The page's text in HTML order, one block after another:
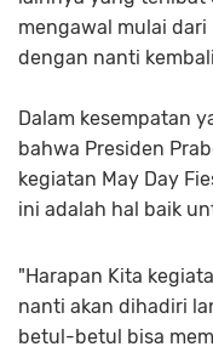
mengawal mulai
dengan nanti
Dalam kesempatan
bahwa Presiden
kegiatan May Day
ini adalah hal baik
"Harapan Kita
nanti akan dihadiri
betul-betul bisa